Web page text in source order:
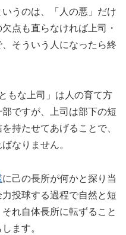
うのは、「人の悪」だけ
点も直らなければ上司・
そういう人になったら終
もな上司」は人の育て方
ですが、上司は部下の短
持たせてあげることで、
なりません。
に己の長所が何かと探り当
投球する過程で自然と短
れ自体長所に転ずること
ます。